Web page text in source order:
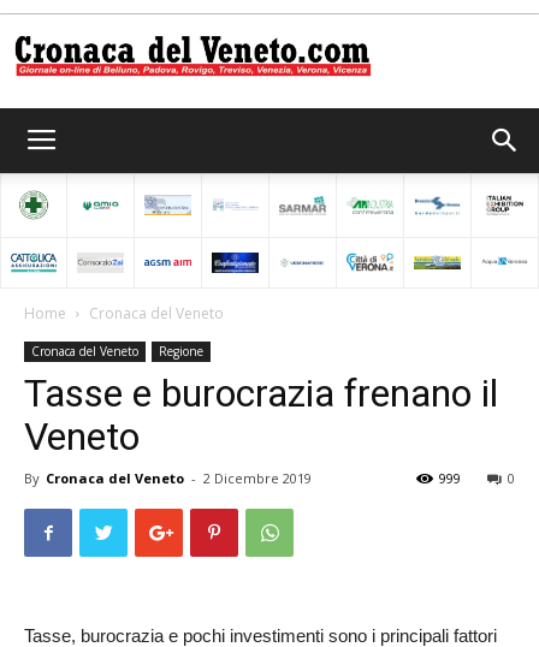
del
Home Cronaca del Veneto
Cronaca del Veneto Regione
Tasse e burocrazia frenano il
Veneto
By Cronaca del Veneto - 2 Dicembre 2019 0
999
Tasse, burocrazia e pochi investimenti sono i principali fattori